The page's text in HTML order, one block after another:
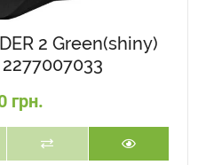
2 Green(shiny)
грн.